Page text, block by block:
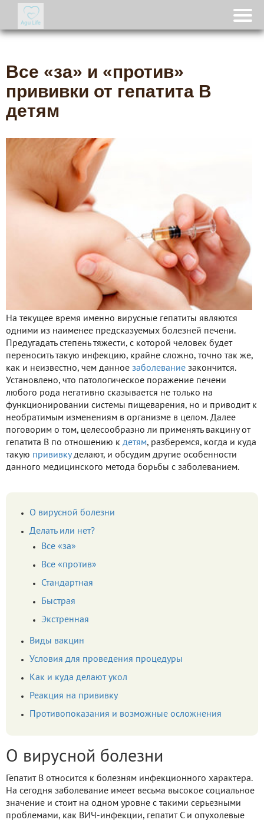
Все «за» и «против»
прививки от гепатита В
детям
На текущее время именно вирусные гепатиты являются
одними из наименее предсказуемых болезней печени.
Предугадать степень тяжести, с которой человек будет
переносить такую инфекцию, крайне сложно, точно так же,
как и неизвестно, чем данное заболевание закончится.
Установлено, что патологическое поражение печени
любого рода негативно сказывается не только на
функционировании системы пищеварения, но и приводит к
необратимым изменениям в организме в целом. Далее
поговорим о том, целесообразно ли применять вакцину от
гепатита В по отношению к детям, разберемся, когда и куда
такую прививкуделают, и обсудим другие особенности
данного медицинского метода борьбы с заболеванием.
О вирусной болезни
Делать или нет?
Все «за»
Все «против»
Стандартная
Быстрая
Экстренная
Виды вакцин
Условия для проведения процедуры
Как и куда делают укол
Реакция на прививку
Противопоказания и возможные осложнения
О вирусной болезни
Гепатит В относится к болезням инфекционного характера.
На сегодня заболевание имеет весьма высокое социальное
значение и стоит на одном уровне с такими серьезными
проблемами, как ВИЧ-инфекции, гепатит С и опухолевые